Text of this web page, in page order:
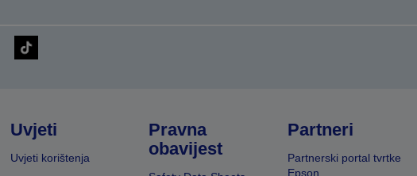
Uvjeti
Uvjeti korištenja
Pravna
obavijest
Partneri
Partnerski portal tvrtke
Epson